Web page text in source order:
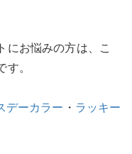
にお悩みの方は、こ
。
デーカラー ・ ラッキー